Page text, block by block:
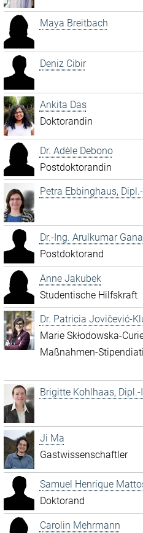
Maya Breitbach
Deniz Cibir
Ankita Das
Doktorandin
Dr. Adèle Debono
Postdoktorandin
Petra Ebbinghaus,
Dr.-Ing. Arulkumar
Postdoktorand
Anne Jakubek
Studentische Hilfskraft
Dr. Patricia Jovičević-
Marie Skłodowska-
Maßnahmen-
Brigitte Kohlhaas, Dipl.-
Ji Ma
Gastwissenschaftler
Samuel Henrique
Doktorand
Carolin Mehrmann